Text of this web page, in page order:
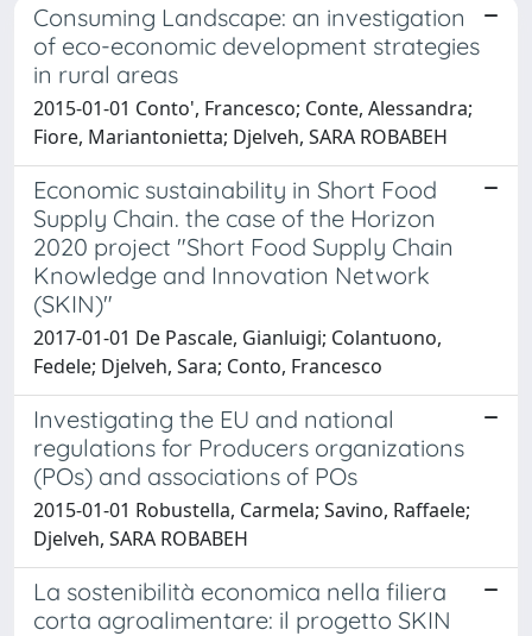
Consuming Landscape: an investigation
of eco-economic development strategies
in rural areas
2015-01-01 Conto', Francesco; Conte, Alessandra;
Fiore, Mariantonietta; Djelveh, SARA ROBABEH
Economic sustainability in Short Food
Supply Chain. the case of the Horizon
2020 project "Short Food Supply Chain
Knowledge and Innovation Network
(SKIN)"
2017-01-01 De Pascale, Gianluigi; Colantuono,
Fedele; Djelveh, Sara; Conto, Francesco
Investigating the EU and national
regulations for Producers organizations
(POs) and associations of POs
2015-01-01 Robustella, Carmela; Savino, Raffaele;
Djelveh, SARA ROBABEH
La sostenibilità economica nella filiera
corta agroalimentare: il progetto SKIN